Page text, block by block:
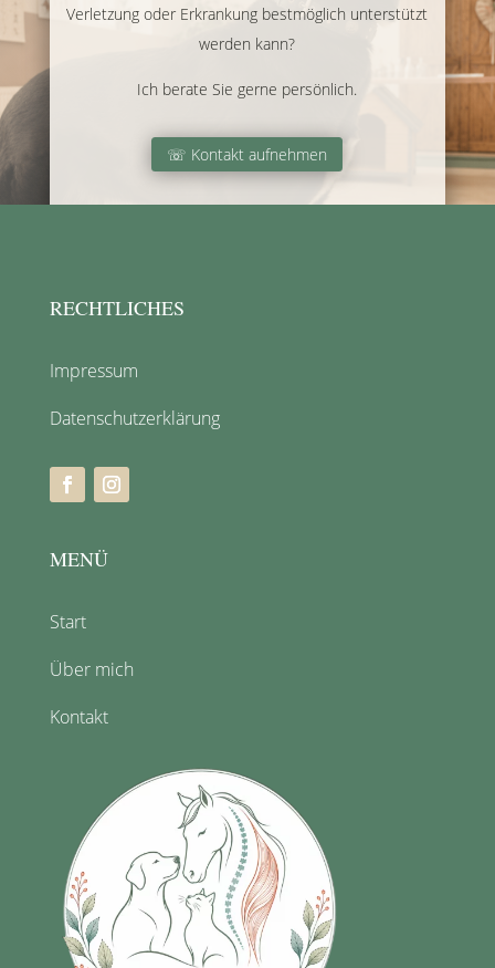
Verletzung oder Erkrankung bestmöglich unterstützt
werden kann?
Ich berate Sie gerne persönlich.
☏ Kontakt aufnehmen
RECHTLICHES
Impressum
Datenschutzerklärung
MENÜ
Start
Über mich
Kontakt